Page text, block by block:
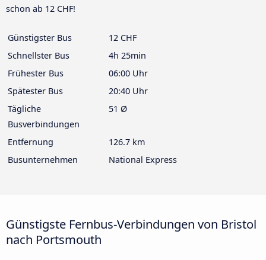
schon ab 12 CHF!
Günstigster Bus
12 CHF
Schnellster Bus
4h 25min
Frühester Bus
06:00 Uhr
Spätester Bus
20:40 Uhr
Tägliche
Busverbindungen
51 Ø
Entfernung
126.7 km
Busunternehmen
National Express
Günstigste Fernbus-Verbindungen von Bristol
nach Portsmouth